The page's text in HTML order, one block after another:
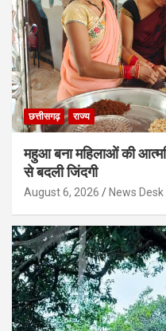
छत्तीसगढ़ राज्य
महुआ बना महिलाओं की
से बदली जिंदगी
August 6, 2026 News Desk